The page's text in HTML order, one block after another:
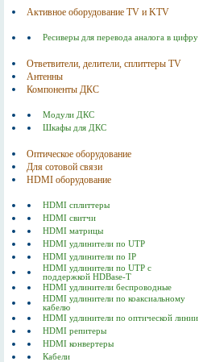
Активное оборудование TV и KTV
Ресиверы для перевода аналога в цифру
Ответвители, делители, сплиттеры TV
Антенны
Компоненты ДКС
Модули ДКС
Шкафы для ДКС
Оптическое оборудование
Для сотовой связи
HDMI оборудование
HDMI сплиттеры
HDMI свитчи
HDMI матрицы
HDMI удлинители по UTP
HDMI удлинители по IP
HDMI удлинители по UTP с
поддержкой HDBase-T
HDMI удлинители беспроводные
HDMI удлинители по коаксиальному
кабелю
HDMI удлинители по оптической линии
HDMI репитеры
HDMI конвертеры
Кабели